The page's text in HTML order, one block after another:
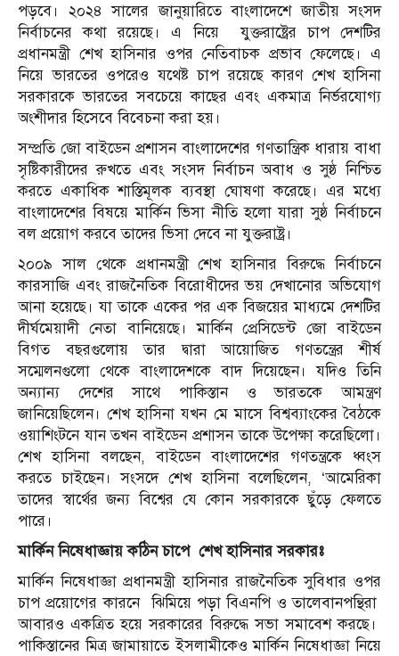
পড়বে।
২০২৪ সালের জানুয়ারিতে বাংলাদেশে জাতীয় সংসদ
নির্বাচনের কথা রয়েছে। এ নিয়ে
যুক্তরাষ্ট্রের চাপ দেশটির
প্রধানমন্ত্রী শেখ হাসিনার ওপর নেতিবাচক প্রভাব ফেলেছে। এ
নিয়ে ভারতের ওপরেও যথেষ্ট চাপ রয়েছে কারণ শেখ হাসিনা
সরকারকে ভারতের সবচেয়ে কাছের এবং একমাত্র নির্ভরযোগ্য
অংশীদার হিসেবে বিবেচনা করা হয়।
সম্প্রতি জো বাইডেন প্রশাসন বাংলাদেশের গণতান্ত্রিক ধারায় বাধা
সৃষ্টিকারীদের রুখতে এবং সংসদ নির্বাচন অবাধ ও সুষ্ঠ নিশ্চিত
করতে একাধিক শাস্তিমূলক ব্যবস্থা ঘোষণা করেছে। এর মধ্যে
বাংলাদেশের বিষয়ে মার্কিন ভিসা নীতি হলো যারা সুষ্ঠ নির্বাচনে
বল প্রয়োগ করবে তাদের ভিসা দেবে না যুক্তরাষ্ট্র।
২০০৯ সাল থেকে প্রধানমন্ত্রী শেখ হাসিনার বিরুদ্ধে নির্বাচনে
কারসাজি এবং রাজনৈতিক বিরোধীদের ভয় দেখানোর অভিযোগ
আনা হয়েছে। যা তাকে একের পর এক বিজয়ের মাধ্যমে দেশটির
দীর্ঘমেয়াদী নেতা বানিয়েছে। মার্কিন প্রেসিডেন্ট জো বাইডেন
বিগত বছরগুলোয় তার দ্বারা আয়োজিত গণতন্ত্রের শীর্ষ
সম্মেলনগুলো থেকে বাংলাদেশকে বাদ দিয়েছেন। যদিও তিনি
অন্যান্য দেশের সাথে পাকিস্তান ও ভারতকে আমন্ত্রণ
জানিয়েছিলেন। শেখ হাসিনা যখন মে মাসে বিশ্বব্যাংকের বৈঠকে
ওয়াশিংটনে যান তখন বাইডেন প্রশাসন তাকে উপেক্ষা করেছিলো।
শেখ হাসিনা বলছেন, বাইডেন বাংলাদেশের গণতন্ত্রকে ধ্বংস
করতে চাইছেন।
সংসদে শেখ হাসিনা বলেছিলেন, ‘আমেরিকা
তাদের স্বার্থের জন্য বিশ্বের যে কোন সরকারকে ছুঁড়ে ফেলতে
পারে।
মার্কিন নিষেধাজ্ঞায় কঠিন চাপে শেখ হাসিনার সরকারঃ
মার্কিন নিষেধাজ্ঞা প্রধানমন্ত্রী হাসিনার রাজনৈতিক সুবিধার ওপর
চাপ প্রয়োগের কারনে ঝিমিয়ে পড়া বিএনপি ও তালেবানপন্থিরা
আবারও একত্রিত হয়ে সরকারের বিরুদ্ধে সভা সমাবেশ করছে।
পাকিস্তানের মিত্র জামায়াতে ইসলামীকেও মার্কিন নিষেধাজ্ঞা নিয়ে